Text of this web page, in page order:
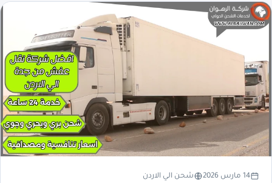
14 مارس 2026 شحن الي الاردن